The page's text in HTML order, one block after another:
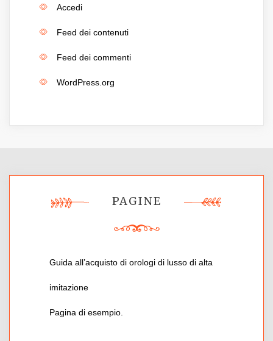
Accedi
Feed dei contenuti
Feed dei commenti
WordPress.org
PAGINE
Guida all’acquisto di orologi di lusso di alta
imitazione
Pagina di esempio.